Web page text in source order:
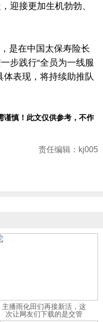
迎接更加生机勃勃、
， 是在中国 太保寿险长
步践行“全员为一线服
体表现，将持续助推队
谨慎！此文仅供参考，不作
责任编辑：kj005
主播雨化田们再接新活，这
次让网友们下载的是交管